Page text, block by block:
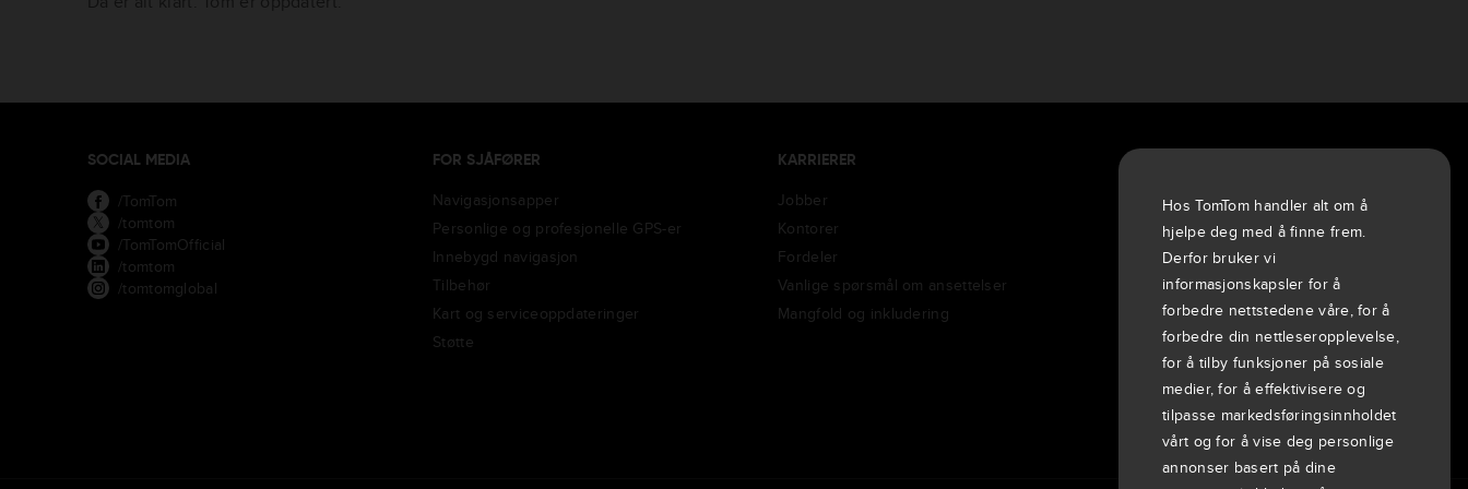
SOCIAL MEDIA
/TomTom
/tomtom
/TomTomOfficial
/tomtom
/tomtomglobal
FOR SJÅFØRER
Navigasjonsapper
Personlige og profesjonelle GPS-er
Innebygd navigasjon
Tilbehør
Kart og serviceoppdateringer
Støtte
KARRIERER
Jobber
Kontorer
Fordeler
Vanlige spørsmål om ansettelser
Mangfold og inkludering
Om oss
Selskap
Kunder
Nyheter
Arrangementer
Pressemeldinger
Investorer
7th item
Routing
9th item of footer
Hos TomTom handler alt om å
hjelpe deg med å finne frem.
Derfor bruker vi
informasjonskapsler for å
forbedre nettstedene våre, for å
forbedre din nettleseropplevelse,
for å tilby funksjoner på sosiale
medier, for å effektivisere og
tilpasse markedsføringsinnholdet
vårt og for å vise deg personlige
annonser basert på dine